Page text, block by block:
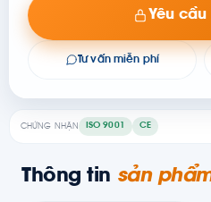
CHỨNG NHẬN ISO 9001 CE
Yêu
Tư vấn miễn phí
Thông tin sản